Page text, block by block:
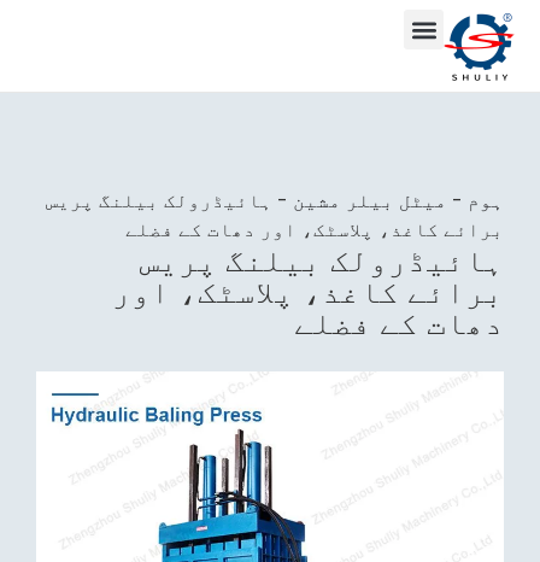
ہوم - میٹل بیلر مشین - ہائیڈرولک بیلنگ پریس
برائے کاغذ، پلاسٹک، اور دھات کے فضلے
ہائیڈرولک بیلنگ پریس
برائے کاغذ، پلاسٹک، اور
دھات کے فضلے